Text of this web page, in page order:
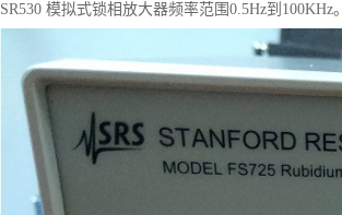
SR530 模拟式锁相放大器频率范围0.5Hz到100KHz。